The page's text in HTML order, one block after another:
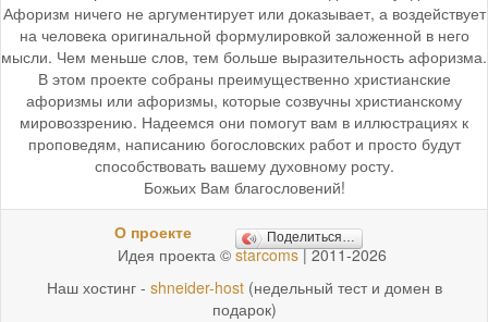
Афоризм ничего не аргументирует или доказывает, а воздействует
на человека оригинальной формулировкой заложенной в него
мысли. Чем меньше слов, тем больше выразительность афоризма.
В этом проекте собраны преимущественно христианские
афоризмы или афоризмы, которые созвучны христианскому
мировоззрению. Надеемся они помогут вам в иллюстрациях к
проповедям, написанию богословских работ и просто будут
способствовать вашему духовному росту.
Божьих Вам благословений!
О проекте Поделиться…
Идея проекта © starcoms| 2011-2026
Наш хостинг - shneider-host(недельный тест и домен в
подарок)